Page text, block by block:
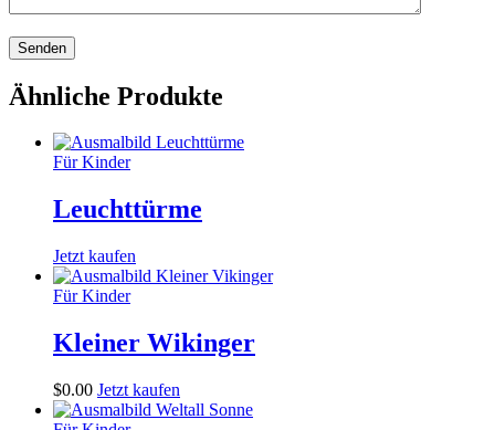
Ähnliche Produkte
Für Kinder
Leuchttürme
Jetzt kaufen
Für Kinder
Kleiner Wikinger
$0.00 Jetzt kaufen